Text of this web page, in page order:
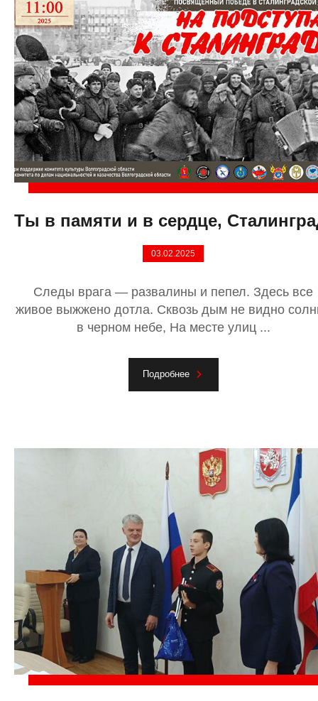
Ты в памяти и в сердце,
03.02.2025
Следы врага — развалины и пепел. Здесь все
живое выжжено дотла. Сквозь дым не видно
в черном небе, На месте улиц ...
Подробнее